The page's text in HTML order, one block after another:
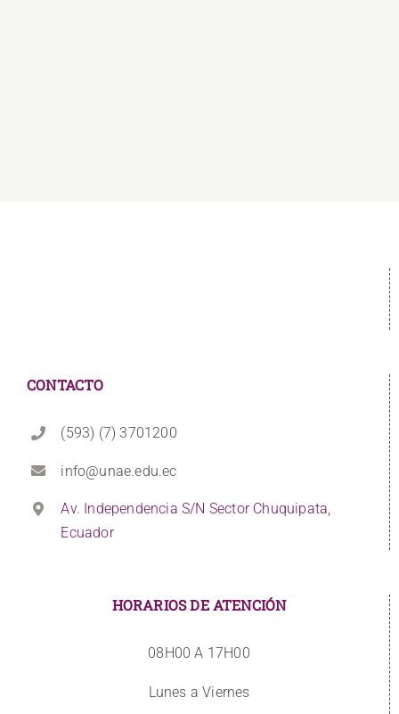
CONTACTO
(593) (7) 3701200
info@unae.edu.ec
Av. Independencia S/N Sector Chuquipata,
Ecuador
HORARIOS DE ATENCIÓN
08H00 A 17H00
Lunes a Viernes